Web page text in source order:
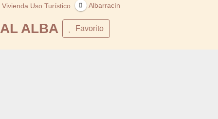
Vivienda Uso Turístico Albarracín
AL ALBA Favorito